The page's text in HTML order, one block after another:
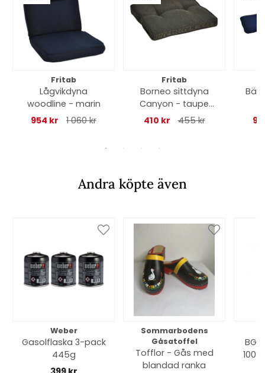
Fritab
Lågvikdyna
woodline - marin
954 kr
1 060 kr
Fritab
Borneo sittdyna
Canyon - taupe
struktur
410 kr 455 kr
Andra köpte även
Weber
Gasolflaska 3-pack
445g
Sommarbodens
Gåsatoffel
Tofflor - Gås med
blandad ranka